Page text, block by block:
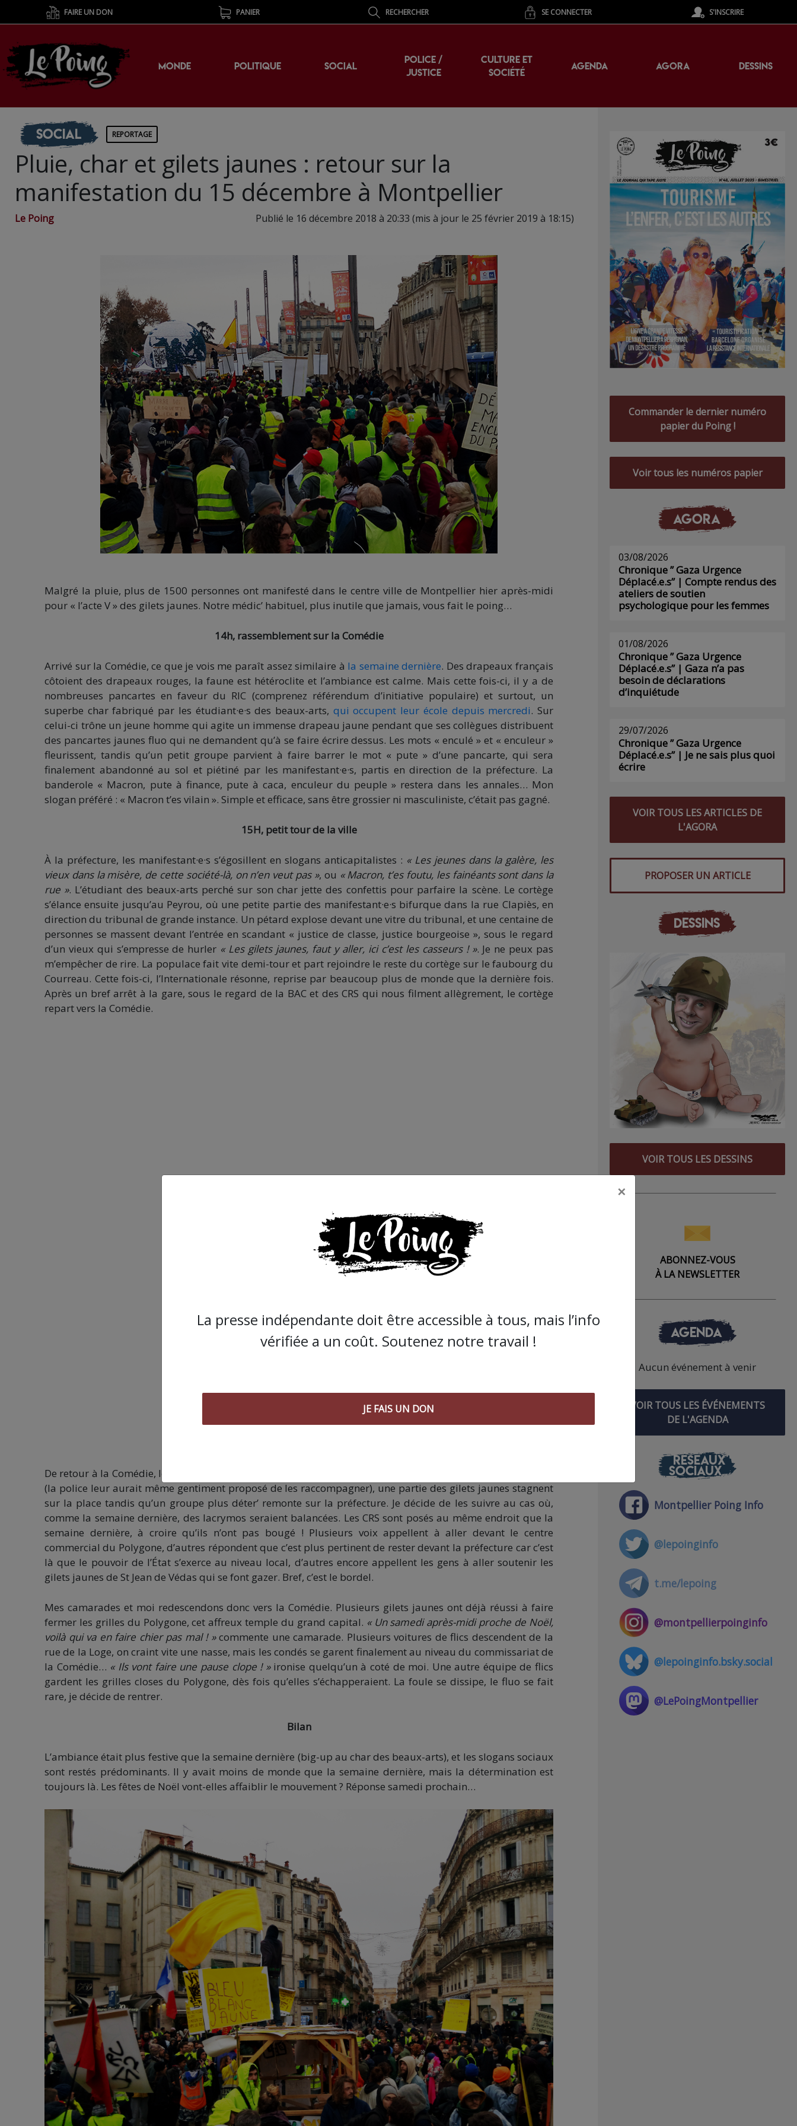
FAIRE UN DON PANIER RECHERCHER SE CONNECTER S'INSCRIRE
MONDE POLITIQUE SOCIAL
POLICE /
JUSTICE
CULTURE ET
SOCIÉTÉ
AGENDA AGORA DESSINS
Social REPORTAGE
Pluie, char et gilets jaunes : retour sur la
manifestation du 15 décembre à Montpellier
Le Poing Publié le 16 décembre 2018 à 20:33 (mis à jour le 25 février 2019 à 18:15)
Malgré la pluie, plus de 1500 personnes ont manifesté dans le centre ville de Montpellier hier après-midi
pour « l’acte V » des gilets jaunes. Notre médic’ habituel, plus inutile que jamais, vous fait le poing…
14h, rassemblement sur la Comédie
Arrivé sur la Comédie, ce que je vois me paraît assez similaire à la semaine dernière. Des drapeaux français
côtoient des drapeaux rouges, la faune est hétéroclite et l’ambiance est calme. Mais cette fois-ci, il y a de
nombreuses pancartes en faveur du RIC (comprenez référendum d’initiative populaire) et surtout, un
superbe char fabriqué par les étudiant·e·s des beaux-arts, qui occupent leur école depuis mercredi. Sur
celui-ci trône un jeune homme qui agite un immense drapeau jaune pendant que ses collègues distribuent
des pancartes jaunes fluo qui ne demandent qu’à se faire écrire dessus. Les mots « enculé » et « enculeur »
fleurissent, tandis qu’un petit groupe parvient à faire barrer le mot « pute » d’une pancarte, qui sera
finalement abandonné au sol et piétiné par les manifestant·e·s, partis en direction de la préfecture. La
banderole « Macron, pute à finance, pute à caca, enculeur du peuple » restera dans les annales… Mon
slogan préféré : « Macron t’es vilain ». Simple et efficace, sans être grossier ni masculiniste, c’était pas gagné.
15H, petit tour de la ville
À la préfecture, les manifestant·e·s s’égosillent en slogans anticapitalistes : « Les jeunes dans la galère, les
vieux dans la misère, de cette société-là, on n’en veut pas », ou « Macron, t’es foutu, les fainéants sont dans la
rue ». L’étudiant des beaux-arts perché sur son char jette des confettis pour parfaire la scène. Le cortège
s’élance ensuite jusqu’au Peyrou, où une petite partie des manifestant·e·s bifurque dans la rue Clapiès, en
direction du tribunal de grande instance. Un pétard explose devant une vitre du tribunal, et une centaine de
personnes se massent devant l’entrée en scandant « justice de classe, justice bourgeoise », sous le regard
d’un vieux qui s’empresse de hurler « Les gilets jaunes, faut y aller, ici c’est les casseurs ! ». Je ne peux pas
m’empêcher de rire. La populace fait vite demi-tour et part rejoindre le reste du cortège sur le faubourg du
Courreau. Cette fois-ci, l’Internationale résonne, reprise par beaucoup plus de monde que la dernière fois.
Après un bref arrêt à la gare, sous le regard de la BAC et des CRS qui nous filment allègrement, le cortège
repart vers la Comédie.
De retour à la Comédie, le mouvement s’étiole. Les étudiants des beaux-arts ramènent leur char à leur école
(la police leur aurait même gentiment proposé de les raccompagner), une partie des gilets jaunes stagnent
sur la place tandis qu’un groupe plus déter’ remonte sur la préfecture. Je décide de les suivre au cas où,
comme la semaine dernière, des lacrymos seraient balancées. Les CRS sont posés au même endroit que la
semaine dernière, à croire qu’ils n’ont pas bougé ! Plusieurs voix appellent à aller devant le centre
commercial du Polygone, d’autres répondent que c’est plus pertinent de rester devant la préfecture car c’est
là que le pouvoir de l’État s’exerce au niveau local, d’autres encore appellent les gens à aller soutenir les
gilets jaunes de St Jean de Védas qui se font gazer. Bref, c’est le bordel.
Mes camarades et moi redescendons donc vers la Comédie. Plusieurs gilets jaunes ont déjà réussi à faire
fermer les grilles du Polygone, cet affreux temple du grand capital. « Un samedi après-midi proche de Noël,
voilà qui va en faire chier pas mal ! »commente une camarade. Plusieurs voitures de flics descendent de la
rue de la Loge, on craint vite une nasse, mais les condés se garent finalement au niveau du commissariat de
la Comédie… « Ils vont faire une pause clope ! »ironise quelqu’un à coté de moi. Une autre équipe de flics
gardent les grilles closes du Polygone, dès fois qu’elles s’échapperaient. La foule se dissipe, le fluo se fait
rare, je décide de rentrer.
Bilan
L’ambiance était plus festive que la semaine dernière (big-up au char des beaux-arts), et les slogans sociaux
sont restés prédominants. Il y avait moins de monde que la semaine dernière, mais la détermination est
toujours là. Les fêtes de Noël vont-elles affaiblir le mouvement ? Réponse samedi prochain…
Commander le dernier numéro
papier du Poing !
Voir tous les numéros papier
AGORA
03/08/2026
Chronique ” Gaza Urgence
Déplacé.e.s” | Compte rendus des
ateliers de soutien
psychologique pour les femmes
01/08/2026
Chronique ” Gaza Urgence
Déplacé.e.s” | Gaza n’a pas
besoin de déclarations
d’inquiétude
29/07/2026
Chronique ” Gaza Urgence
Déplacé.e.s” | Je ne sais plus quoi
écrire
VOIR TOUS LES ARTICLES DE
L'AGORA
PROPOSER UN ARTICLE
DESSINS
VOIR TOUS LES DESSINS
ABONNEZ-VOUS
À LA NEWSLETTER
AGENDA
Aucun événement à venir
VOIR TOUS LES ÉVÉNEMENTS
DE L'AGENDA
RÉSEAUX
SOCIAUX
Montpellier Poing Info
@lepoinginfo
t.me/lepoing
@montpellierpoinginfo
@lepoinginfo.bsky.social
@LePoingMontpellier
×
La presse indépendante doit être accessible à tous, mais l’info
vérifiée a un coût. Soutenez notre travail !
JE FAIS UN DON